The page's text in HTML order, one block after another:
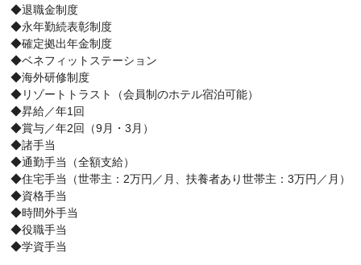
◆退職金制度
◆永年勤続表彰制度
◆確定拠出年金制度
◆ベネフィットステーション
◆海外研修制度
◆リゾートトラスト（会員制のホテル宿泊可能）
◆昇給／年1回
◆賞与／年2回（9月・3月）
◆諸手当
◆通勤手当（全額支給）
◆住宅手当（世帯主：2万円／月、扶養者あり世帯主：3万円／月）
◆資格手当
◆時間外手当
◆役職手当
◆学資手当